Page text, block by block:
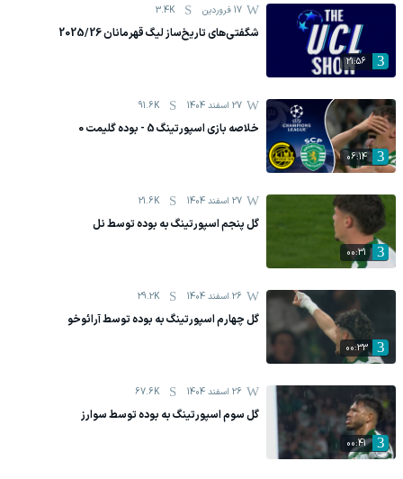
21:56
17 فروردين 3.4K
شگفتی‌های تاریخ‌ساز لیگ قهرمانان 2025/26
06:14
27 اسفند 1404 91.6K
خلاصه بازی اسپورتینگ 5 - بوده گلیمت 0
00:31
27 اسفند 1404 21.6K
گل پنجم اسپورتینگ به بوده توسط نل
00:33
26 اسفند 1404 29.2K
گل چهارم اسپورتینگ به بوده توسط آرائوخو
00:41
26 اسفند 1404 67.6K
گل سوم اسپورتینگ به بوده توسط سوارز